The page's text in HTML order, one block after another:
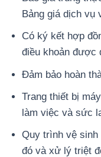
Bảng giá dịch vụ
Có ký kết hợp
điều khoản được
Đảm bảo hoàn
Trang thiết bị
làm việc và sức
Quy trình vệ sinh
đó và xử lý triệt